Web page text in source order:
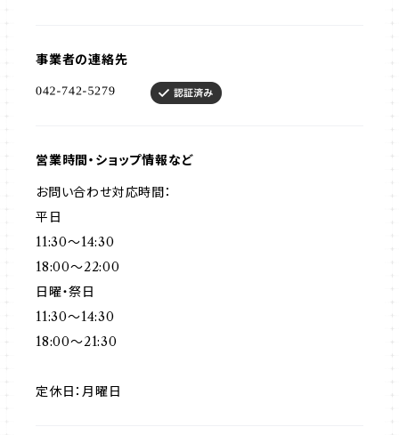
事業者の連絡先
営業時間・ショップ情報など
お問い合わせ対応時間：
平日
11:30〜14:30
18:00〜22:00
日曜・祭日
11:30〜14:30
18:00〜21:30
定休日：月曜日